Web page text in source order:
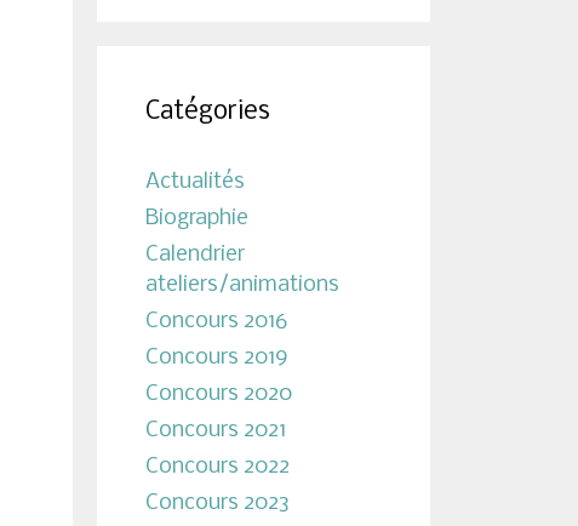
Catégories
Actualités
Biographie
Calendrier
ateliers/animations
Concours 2016
Concours 2019
Concours 2020
Concours 2021
Concours 2022
Concours 2023